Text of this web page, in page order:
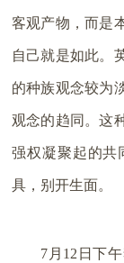
客观产物，而是
自己就是如此。
的种族观念较为
观念的趋同。这
强权凝聚起的共
具，别开生面。
7月12日下